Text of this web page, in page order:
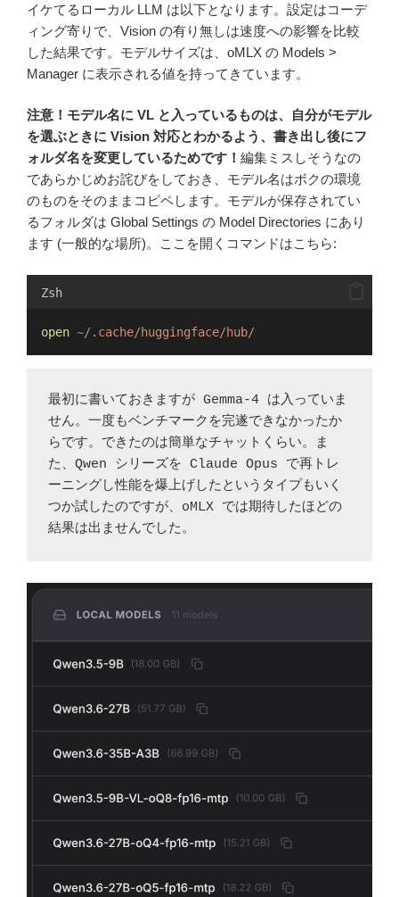
イケてるローカル LLM は以下となります。設定はコーデ
ィング寄りで、Vision の有り無しは速度への影響を比較
した結果です。モデルサイズは、oMLX の Models >
Manager に表示される値を持ってきています。
注意！モデル名に VL と入っているものは、自分がモデル
を選ぶときに Vision 対応とわかるよう、書き出し後にフ
ォルダ名を変更しているためです！ 編集ミスしそうなの
であらかじめお詫びをしておき、モデル名はボクの環境
のものをそのままコピペします。モデルが保存されてい
るフォルダは Global Settings の Model Directories にあり
ます (一般的な場所)。ここを開くコマンドはこちら:
Zsh
open ~/.cache/huggingface/hub/
最初に書いておきますが Gemma-4 は入っていま
せん。一度もベンチマークを完遂できなかったか
らです。できたのは簡単なチャットくらい。ま
た、Qwen シリーズを Claude Opus で再トレ
ーニングし性能を爆上げしたというタイプもいく
つか試したのですが、oMLX では期待したほどの
結果は出ませんでした。